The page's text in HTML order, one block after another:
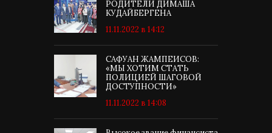
РОДИТЕЛИ ДИМАША
КУДАЙБЕРГЕНА
11.11.2022 в 14:12
САФУАН ЖАМПЕИСОВ:
«МЫ ХОТИМ СТАТЬ
ПОЛИЦИЕЙ ШАГОВОЙ
ДОСТУПНОСТИ»
11.11.2022 в 14:08